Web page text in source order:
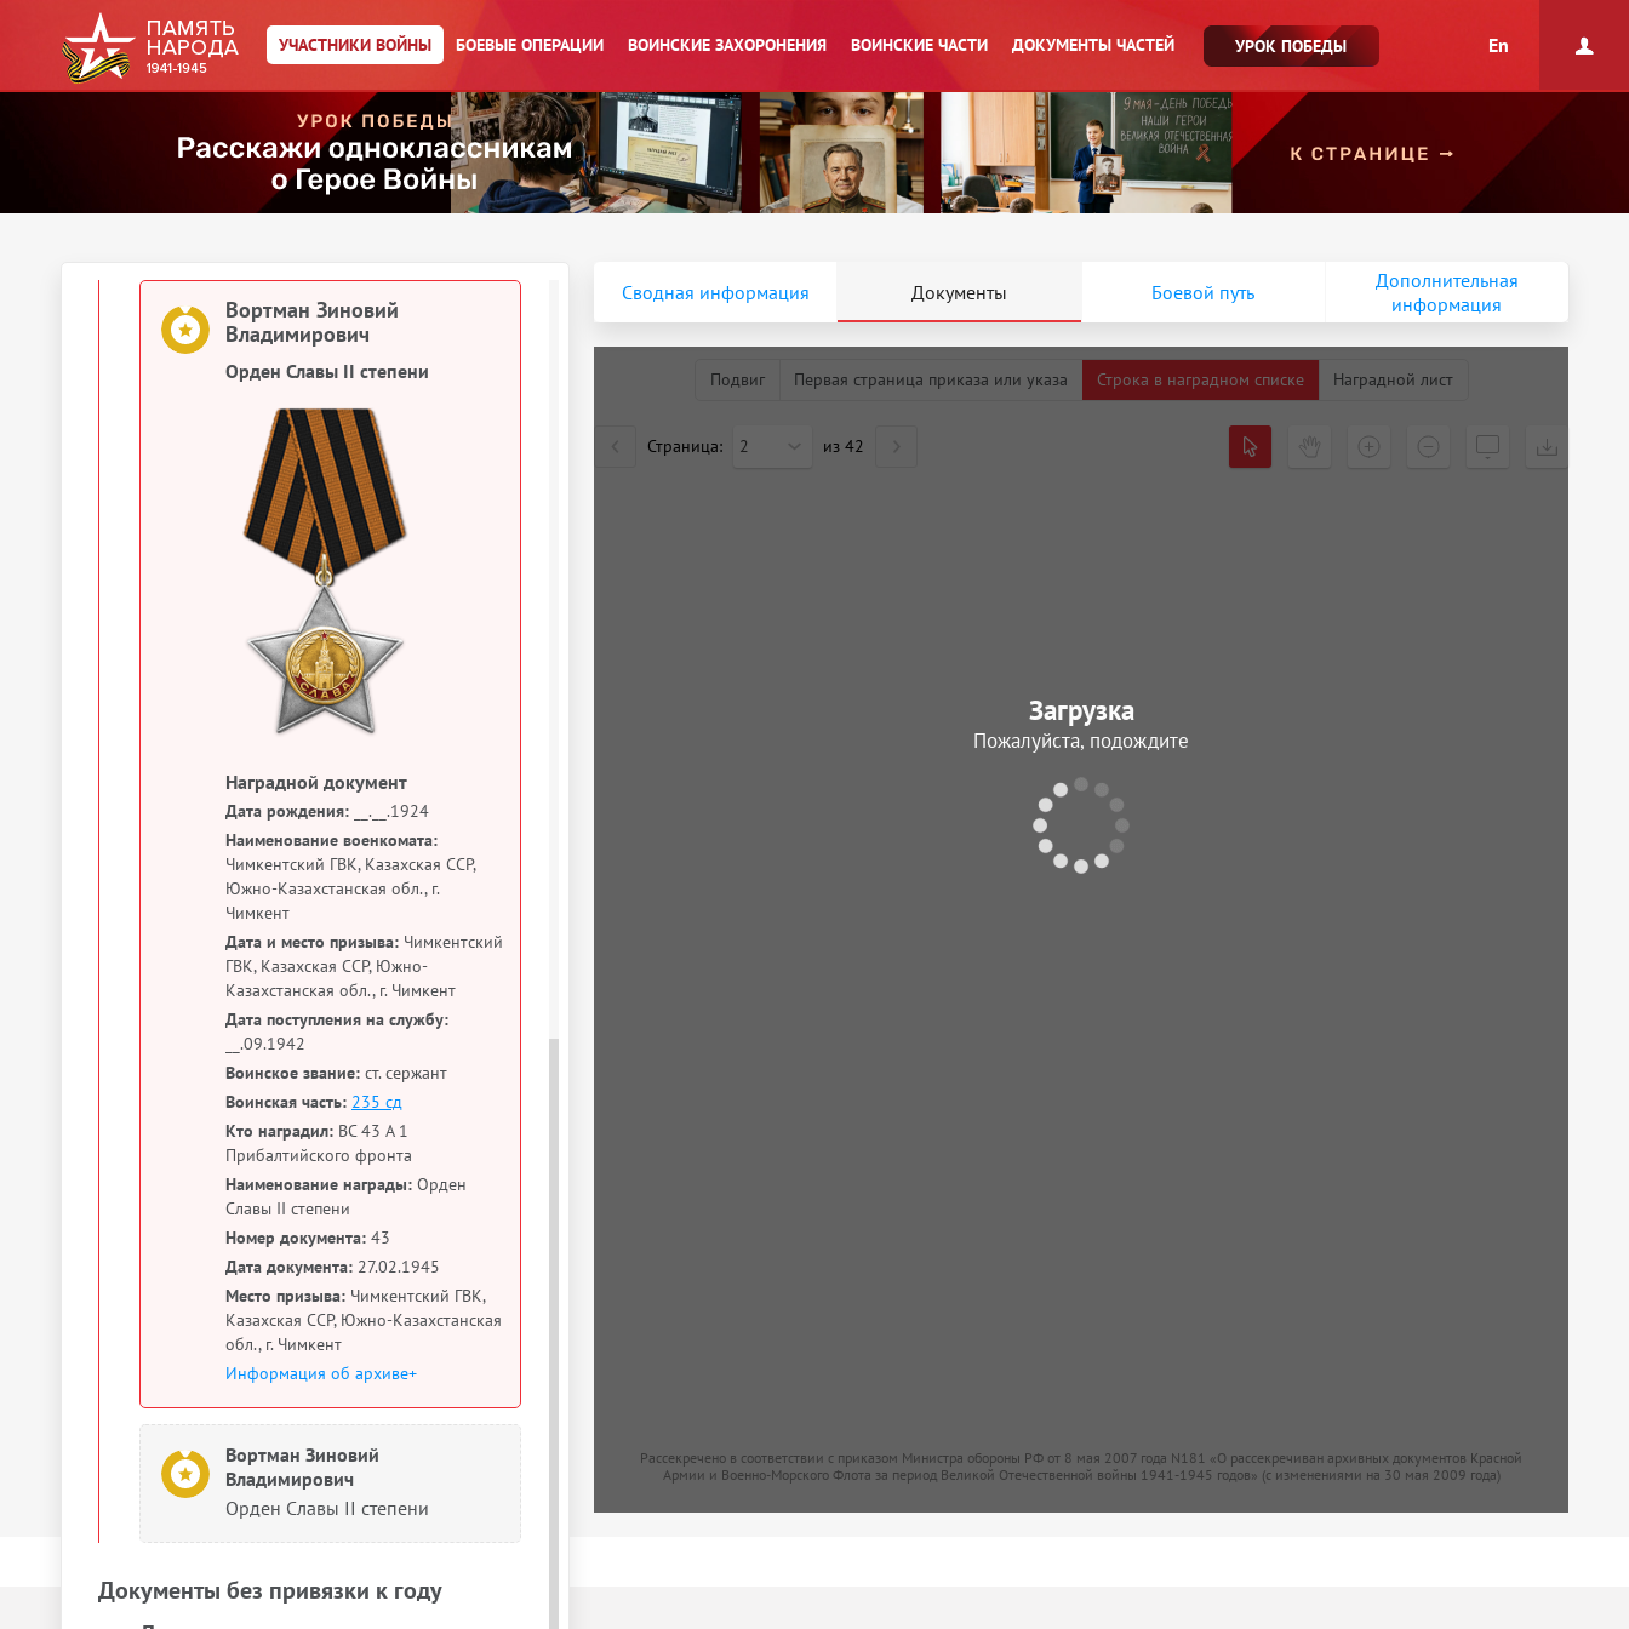
УЧАСТНИКИ ВОЙНЫ БОЕВЫЕ ОПЕРАЦИИ ВОИНСКИЕ ЗАХОРОНЕНИЯ ВОИНСКИЕ ЧАСТИ ДОКУМЕНТЫ ЧАСТЕЙ УРОК ПОБЕДЫ En
Сведения о личном составе
Вортман Зиновий
Владимирович
Картотека ранений
Вортман Зиновий
Владимирович
Орден Славы II степени
Наградной документ
Дата рождения: __.__.1924
Наименование военкомата:
Чимкентский ГВК, Казахская ССР,
Южно-Казахстанская обл., г.
Чимкент
Дата и место призыва: Чимкентский
ГВК, Казахская ССР, Южно-
Казахстанская обл., г. Чимкент
Дата поступления на службу:
__.09.1942
Воинское звание: ст. сержант
Воинская часть: 235 сд
Кто наградил: ВС 43 А 1
Прибалтийского фронта
Наименование награды: Орден
Славы II степени
Номер документа: 43
Дата документа: 27.02.1945
Место призыва: Чимкентский ГВК,
Казахская ССР, Южно-Казахстанская
обл., г. Чимкент
Информация об архиве+
Вортман Зиновий
Владимирович
Орден Славы II степени
Документы без привязки к году
Сводная информация Документы Боевой путь
Дополнительная
информация
Подвиг Первая страница приказа или указа Строка в наградном списке Наградной лист
Страница: 2 из 42
Рассекречено в соответствии с приказом Министра обороны РФ от 8 мая 2007 года N181 «О рассекречиван архивных документов Красной
Армии и Военно-Морского Флота за период Великой Отечественной войны 1941-1945 годов» (с изменениями на 30 мая 2009 года)
Загрузка
Пожалуйста, подождите